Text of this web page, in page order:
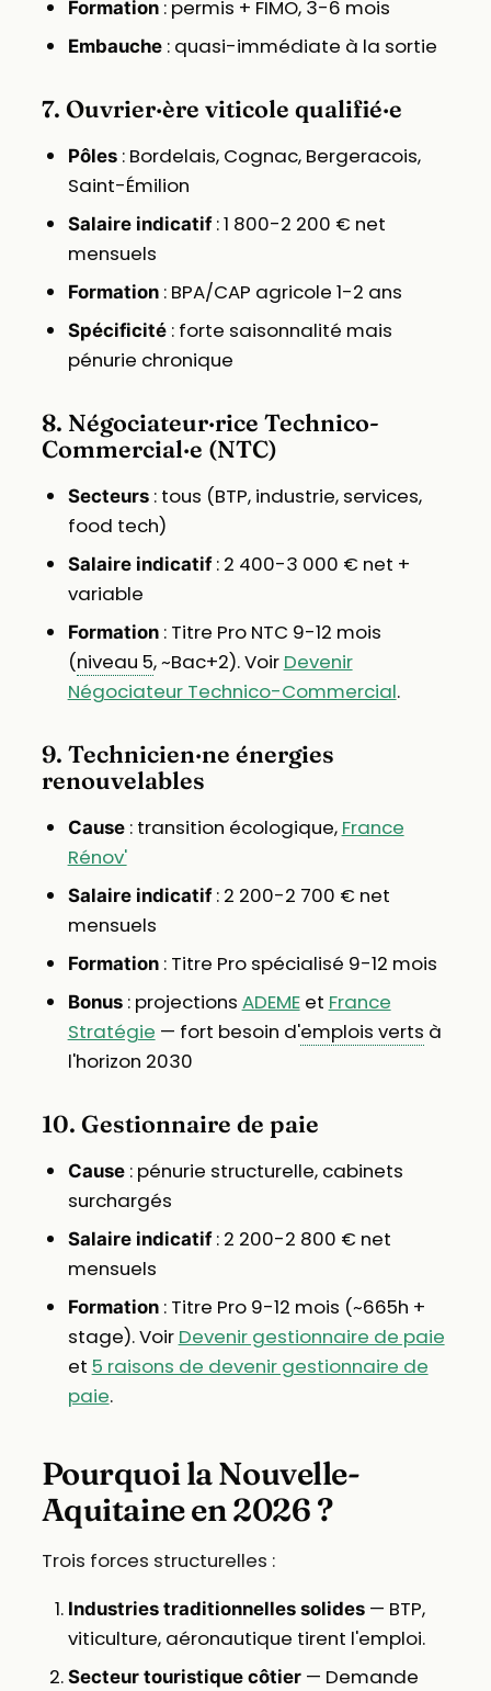
Formation: permis + FIMO, 3-6 mois
Embauche: quasi-immédiate à la sortie
7. Ouvrier·ère viticole qualifié·e
Pôles: Bordelais, Cognac, Bergeracois,
Saint-Émilion
Salaire indicatif: 1 800-2 200 € net
mensuels
Formation: BPA/CAP agricole 1-2 ans
Spécificité: forte saisonnalité mais
pénurie chronique
8. Négociateur·rice Technico-
Commercial·e (NTC)
Secteurs: tous (BTP, industrie, services,
food tech)
Salaire indicatif: 2 400-3 000 € net +
variable
Formation: Titre Pro NTC 9-12 mois
(niveau 5, ~Bac+2). Voir Devenir
Négociateur Technico-Commercial.
9. Technicien·ne énergies
renouvelables
Cause: transition écologique, France
Rénov'
Salaire indicatif: 2 200-2 700 € net
mensuels
Formation: Titre Pro spécialisé 9-12 mois
Bonus: projections ADEMEet France
Stratégie — fort besoin d'emplois verts à
l'horizon 2030
10. Gestionnaire de paie
Cause: pénurie structurelle, cabinets
surchargés
Salaire indicatif: 2 200-2 800 € net
mensuels
Formation: Titre Pro 9-12 mois (~665h +
stage). Voir Devenir gestionnaire de paie
et 5 raisons de devenir gestionnaire de
paie.
Pourquoi la Nouvelle-
Aquitaine en 2026 ?
Trois forces structurelles :
Industries traditionnelles solides— BTP,
viticulture, aéronautique tirent l'emploi.
Secteur touristique côtier— Demande